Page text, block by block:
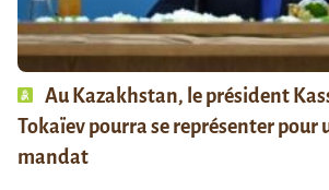
Au Kazakhstan, le président
Tokaïev pourra se représenter pour
mandat